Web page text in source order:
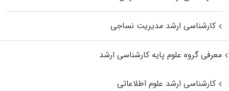
کارشناسی ارشد مدیریت نساجی
معرفی گروه علوم پایه کارشناسی ارشد
کارشناسی ارشد علوم اطلاعاتی